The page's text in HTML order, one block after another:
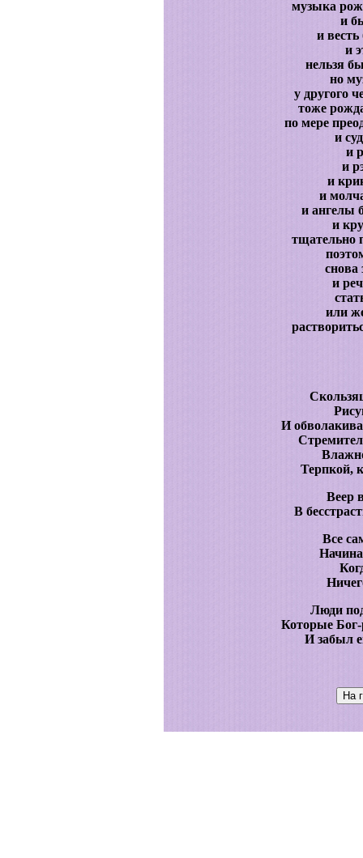
музыка
и
и
и
нельзя
но
у другого
тоже
по мере
и
и
и
и
и
и ангелы
и
тщательно
снова
и
или
И
Терпкой,
Веер
В
Все
Люди
Которые
И забыл